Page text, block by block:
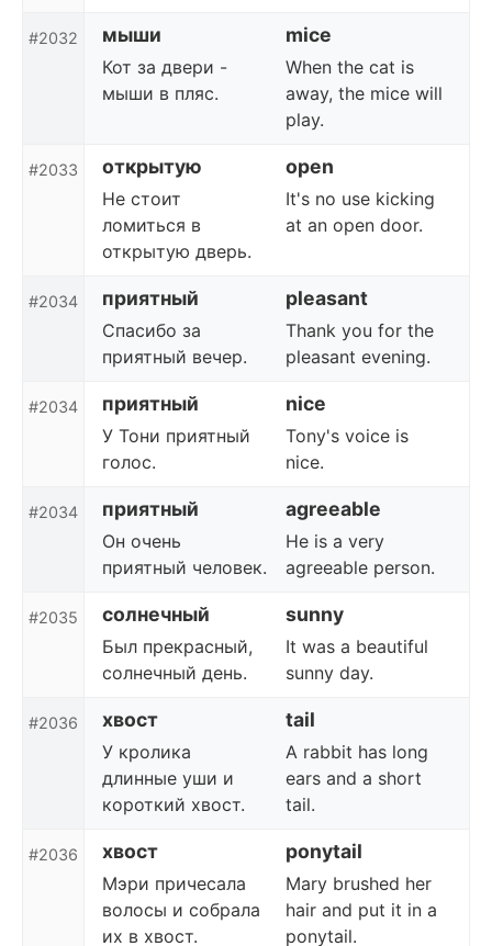
#2032 мыши mice
Кот за двери -
мыши в пляс.
When the cat is
away, the mice will
play.
#2033 открытую open
Не стоит
ломиться в
открытую дверь.
It's no use kicking
at an open door.
#2034 приятный pleasant
Спасибо за
приятный вечер.
Thank you for the
pleasant evening.
#2034 приятный nice
У Тони приятный
голос.
Tony's voice is
nice.
#2034 приятный agreeable
Он очень
приятный человек.
He is a very
agreeable person.
#2035 солнечный sunny
Был прекрасный,
солнечный день.
It was a beautiful
sunny day.
#2036 хвост tail
У кролика
длинные уши и
короткий хвост.
A rabbit has long
ears and a short
tail.
#2036 хвост ponytail
Мэри причесала
волосы и собрала
их в хвост.
Mary brushed her
hair and put it in a
ponytail.